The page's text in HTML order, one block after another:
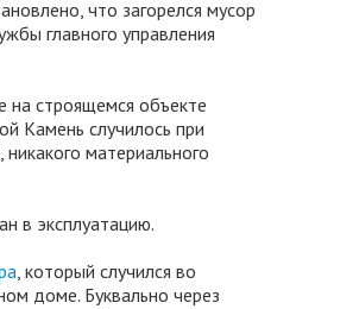
что загорелся мусор
главного управления
на строящемся объекте
Камень случилось при
материального
в эксплуатацию.
, который случился во
доме. Буквально через